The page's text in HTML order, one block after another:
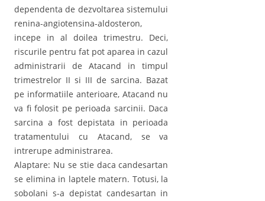
dependenta de dezvoltarea sistemului
renina-angiotensina-aldosteron,
incepe in al doilea trimestru. Deci,
riscurile pentru fat pot aparea in cazul
administrarii de Atacand in timpul
trimestrelor II si III de sarcina. Bazat
pe informatiile anterioare, Atacand nu
va fi folosit pe perioada sarcinii. Daca
sarcina a fost depistata in perioada
tratamentului cu Atacand, se va
intrerupe administrarea.
Alaptare: Nu se stie daca candesartan
se elimina in laptele matern. Totusi, la
sobolani s-a depistat candesartan in